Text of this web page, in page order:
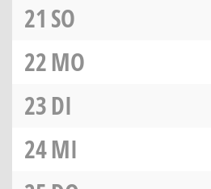
21 SO
22MO
23DI
24MI